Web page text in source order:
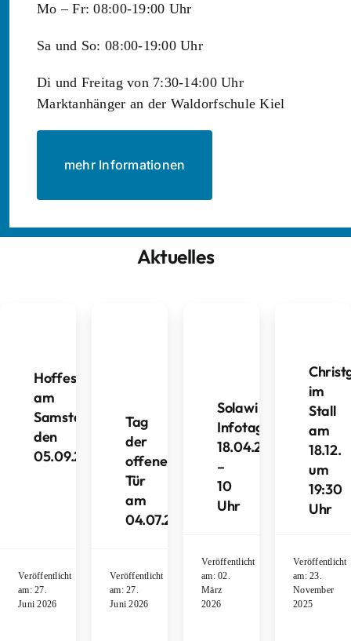
Mo – Fr: 08:00-19:00 Uhr
Sa und So: 08:00-19:00 Uhr
Di und Freitag von 7:30-14:00 Uhr
Marktanhänger an der Waldorfschule Kiel
mehr Informationen
Aktuelles
Hoffest
am
Samstag
den
05.09.2026
Veröffentlicht
am: 27.
Juni 2026
Tag
der
offenen
Tür
am
04.07.2026
Veröffentlicht
am: 27.
Juni 2026
Solawi
Infotag
18.04.2026
–
10
Uhr
Veröffentlicht
am: 02.
März
2026
im
Stall
am
18.12.
um
19:30
Uhr
Veröffentlicht
am: 23.
November
2025